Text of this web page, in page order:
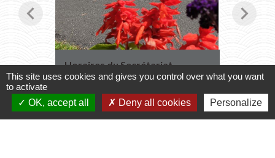
Horaires du Secrétariat
le secrétariat vous accueille
2027
2026
chevron_left chevron_right
This site uses cookies and gives you control over what you want
to activate
OK, accept all
Deny all cookies Personalize